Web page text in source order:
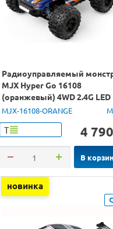
Радиоуправляемый
MJX Hyper Go 16108
(оранжевый) 4WD 2.4G LED
1/16 RTR
MJX-16108-ORANGE
Т 4 790
В
новинка